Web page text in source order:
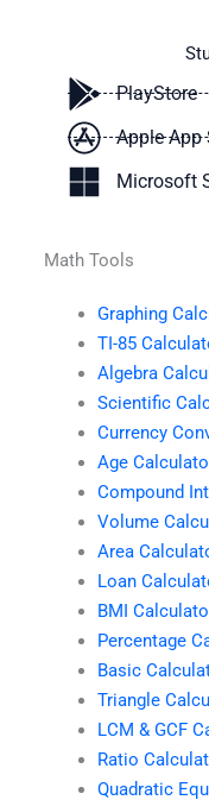
PlayStore
Apple App
Microsoft
Math Tools
Graphing
TI-85
Algebra
Scientific
Currency
Age
Compound
Volume
Area
Loan
BMI
Percentage
Basic
Triangle
LCM & GCF
Ratio
Quadratic